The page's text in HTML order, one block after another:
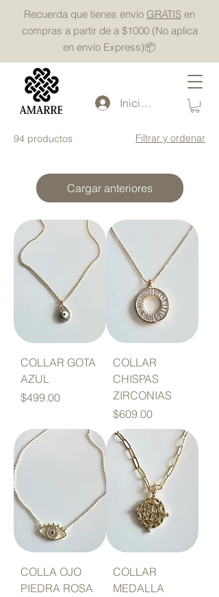
Recuerda que tienes envío GRATIS en
compras a partir de a $1000 (No aplica
en envío Express)📦
Iniciar sesión
94 productos Filtrar y ordenar
Cargar anteriores
COLLAR GOTA
AZUL
Precio
$499.00
COLLAR
CHISPAS
ZIRCONIAS
Precio
$609.00
COLLA OJO
PIEDRA ROSA
COLLAR
MEDALLA
Powered by